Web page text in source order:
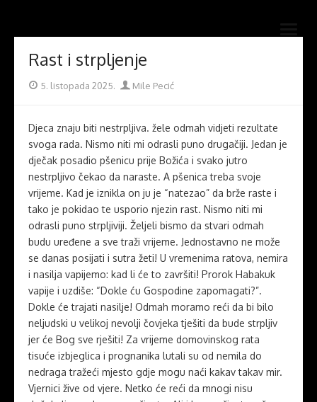
content
open
Rast i strpljenje
Posted
5. listopada 2025. Author
Mile Pecić
Djeca znaju biti nestrpljiva. žele odmah vidjeti rezultate
svoga rada. Nismo niti mi odrasli puno drugačiji. Jedan je
dječak posadio pšenicu prije Božića i svako jutro
nestrpljivo čekao da naraste. A pšenica treba svoje
vrijeme. Kad je iznikla on ju je “natezao” da brže raste i
tako je pokidao te usporio njezin rast. Nismo niti mi
odrasli puno strpljiviji. Željeli bismo da stvari odmah
budu uređene a sve traži vrijeme. Jednostavno ne može
se danas posijati i sutra žeti! U vremenima ratova, nemira
i nasilja vapijemo: kad li će to završiti! Prorok Habakuk
vapije i uzdiše: “Dokle ću Gospodine zapomagati?”.
Dokle će trajati nasilje! Odmah moramo reći da bi bilo
neljudski u velikoj nevolji čovjeka tješiti da bude strpljiv
jer će Bog sve rješiti! Za vrijeme domovinskog rata
tisuće izbjeglica i prognanika lutali su od nemila do
nedraga tražeći mjesto gdje mogu naći kakav takav mir.
Vjernici žive od vjere. Netko će reći da mnogi nisu